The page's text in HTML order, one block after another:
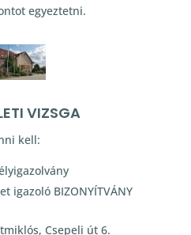
egyeztetni.
VIZSGA
kell:
igazoló BIZONYÍTVÁNY
Csepeli út 6.